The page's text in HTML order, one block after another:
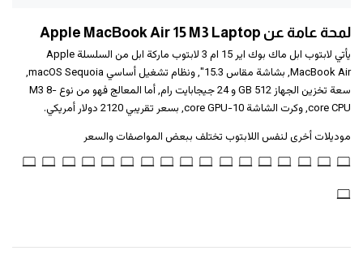
لمحة عامة عن Apple MacBook Air 15 M3 Laptop
يأتي لابتوب ابل ماك بوك اير 15 ام 3 لابتوب ماركة ابل من السلسلة Apple
MacBook Air, بشاشة مقاس 15.3", ونظام تشغيل أساسي macOS Sequoia,
سعة تخزين الجهاز 512 GB و ‎24 جيجابايت رام‎, أما المعالج فهو من نوع M3 8-
core CPU, وكرت الشاشة 10-core GPU, بسعر تقريبي 2120 دولار أمريكي.
موديلات أخرى لنفس اللابتوب تختلف ببعض المواصفات والسعر